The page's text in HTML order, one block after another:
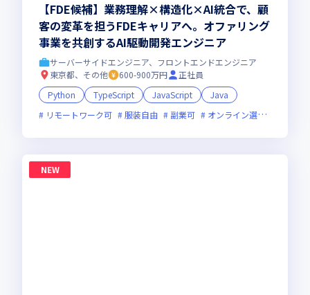
【FDE候補】業務理解×構造化×AI統合で、顧
客の変革を担うFDEキャリアへ。オファリング
事業を共創するAI駆動開発エンジニア
サーバーサイドエンジニア、フロントエンドエンジニア
東京都、その他
600-900万円
正社員
Python
TypeScript JavaScript
Java
リモートワーク可
服装自由 副業可 オンライン選考可
NEW